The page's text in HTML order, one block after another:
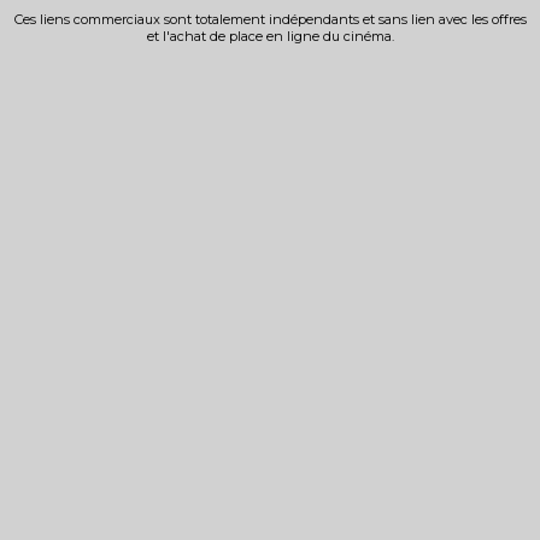
Ces liens commerciaux sont totalement indépendants et sans lien avec les offres
et l'achat de place en ligne du cinéma.